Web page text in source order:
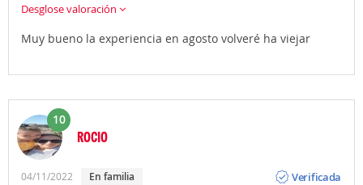
Desglose valoración
Muy bueno la experiencia en agosto volveré ha viejar
10
ROCIO
04/11/2022 en familia
Verificada